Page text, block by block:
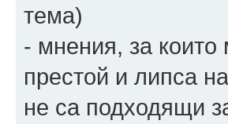
тема)
- мнения, за
престой и липса
не са подходящи